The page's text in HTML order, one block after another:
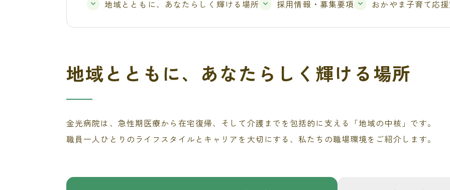
地域とともに、あなたらしく輝ける場所 採用情報・募集要項 おかやま子育て応
地域とともに、あなたらしく輝ける場所
金光病院は、急性期医療から在宅復帰、そして介護までを包括的に支える「地域の中核」です。
職員一人ひとりのライフスタイルとキャリアを大切にする、私たちの職場環境をご紹介します。